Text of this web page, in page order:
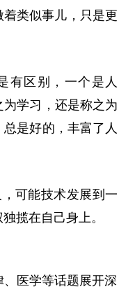
类似事儿，只是更
有区别，一个是人
学习，还是称之为
是好的，丰富了人
可能技术发展到一
揽在自己身上。
医学等话题展开深